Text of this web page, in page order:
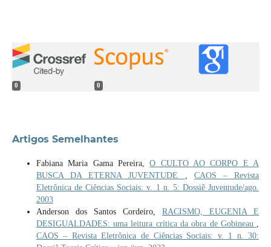
0 0
Artigos Semelhantes
Fabiana Maria Gama Pereira,O CULTO AO CORPO E A
BUSCA DA ETERNA JUVENTUDE
CAOS – Revista
Eletrônica de Ciências Sociais: v. 1 n. 5: Dossiê Juventude/ago.
2003
Anderson dos Santos Cordeiro,RACISMO, EUGENIA E
DESIGUALDADES: uma leitura crítica da obra de Gobineau
CAOS – Revista Eletrônica de Ciências Sociais: v. 1 n. 30: